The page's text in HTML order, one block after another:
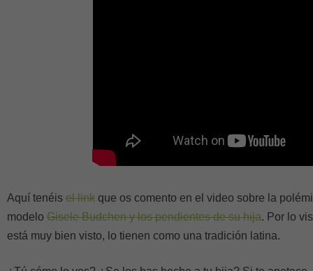
Aquí tenéis el link que os comento en el video sobre la
modelo Gisele Budchen y los pendientes de su hija. Por lo
está muy bien visto, lo tienen como una tradición latina.